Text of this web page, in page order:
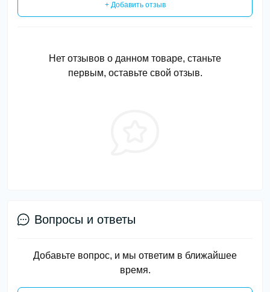
+ Добавить отзыв
Нет отзывов о данном товаре, станьте
первым, оставьте свой отзыв.
Вопросы и ответы
Добавьте вопрос, и мы ответим в ближайшее
время.